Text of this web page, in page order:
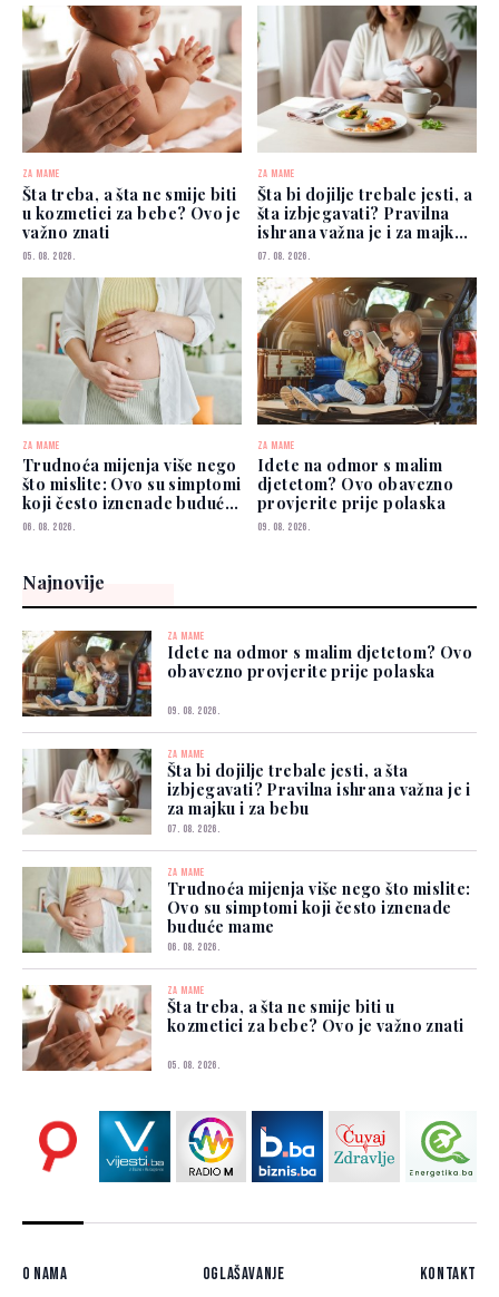
ZA MAME
Šta treba, a šta ne smije biti
u kozmetici za bebe? Ovo je
važno znati
05. 08. 2026.
ZA MAME
Šta bi dojilje trebale jesti, a
šta izbjegavati? Pravilna
ishrana važna je i za majku i
za bebu
07. 08. 2026.
ZA MAME
Trudnoća mijenja više nego
što mislite: Ovo su simptomi
koji često iznenade buduće
mame
06. 08. 2026.
ZA MAME
Idete na odmor s malim
djetetom? Ovo obavezno
provjerite prije polaska
09. 08. 2026.
Najnovije
ZA MAME
Idete na odmor s malim djetetom? Ovo
obavezno provjerite prije polaska
09. 08. 2026.
ZA MAME
Šta bi dojilje trebale jesti, a šta
izbjegavati? Pravilna ishrana važna je i
za majku i za bebu
07. 08. 2026.
ZA MAME
Trudnoća mijenja više nego što mislite:
Ovo su simptomi koji često iznenade
buduće mame
06. 08. 2026.
ZA MAME
Šta treba, a šta ne smije biti u
kozmetici za bebe? Ovo je važno znati
05. 08. 2026.
O nama Oglašavanje Kontakt